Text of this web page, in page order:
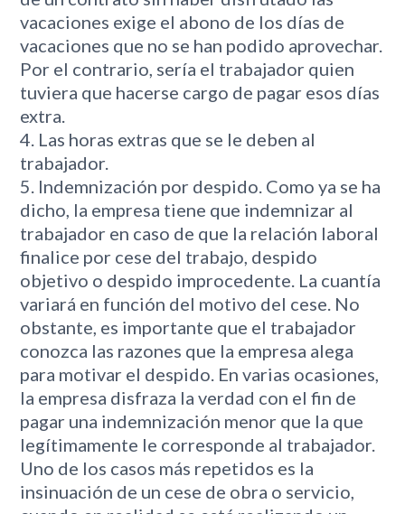
vacaciones exige el abono de los días de
vacaciones que no se han podido aprovechar.
Por el contrario, sería el trabajador quien
tuviera que hacerse cargo de pagar esos días
extra.
Las horas extras que se le deben al
trabajador.
Indemnización por despido. Como ya se ha
dicho, la empresa tiene que indemnizar al
trabajador en caso de que la relación laboral
finalice por cese del trabajo, despido
objetivo o despido improcedente. La cuantía
variará en función del motivo del cese. No
obstante, es importante que el trabajador
conozca las razones que la empresa alega
para motivar el despido. En varias ocasiones,
la empresa disfraza la verdad con el fin de
pagar una indemnización menor que la que
legítimamente le corresponde al trabajador.
Uno de los casos más repetidos es la
insinuación de un cese de obra o servicio,